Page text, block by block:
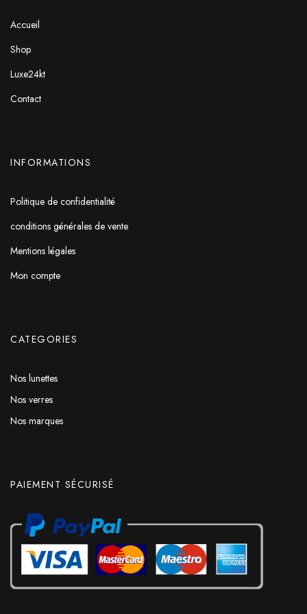
Accueil
Shop
Luxe24kt
Contact
INFORMATIONS
Politique de confidentialité
conditions générales de vente
Mentions légales
Mon compte
CATEGORIES
Nos lunettes
Nos verres
Nos marques
PAIEMENT SÉCURISÉ